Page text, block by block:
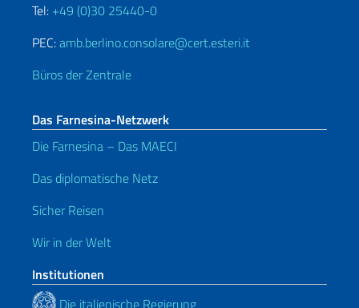
Tel: +49 (0)30 25440-0
PEC:amb.berlino.consolare@cert.esteri.it
Büros der Zentrale
Das Farnesina-Netzwerk
Die Farnesina – Das MAECI
Das diplomatische Netz
Sicher Reisen
Wir in der Welt
Institutionen
Die italienische Regierung